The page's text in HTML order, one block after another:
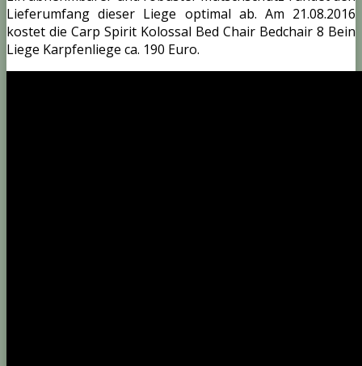
Lieferumfang dieser Liege optimal ab. Am 21.08.2016
kostet die Carp Spirit Kolossal Bed Chair Bedchair 8 Bein
Liege Karpfenliege ca. 190 Euro.